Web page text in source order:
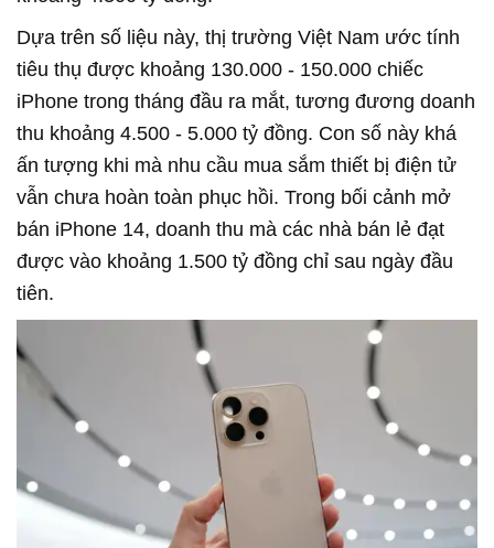
Dựa trên số liệu này, thị trường Việt Nam ước tính
tiêu thụ được khoảng 130.000 - 150.000 chiếc
iPhone trong tháng đầu ra mắt, tương đương doanh
thu khoảng 4.500 - 5.000 tỷ đồng. Con số này khá
ấn tượng khi mà nhu cầu mua sắm thiết bị điện tử
vẫn chưa hoàn toàn phục hồi. Trong bối cảnh mở
bán iPhone 14, doanh thu mà các nhà bán lẻ đạt
được vào khoảng 1.500 tỷ đồng chỉ sau ngày đầu
tiên.